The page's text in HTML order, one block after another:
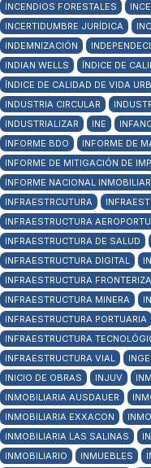
INCENDIOS FORESTALES
INCERTIDUMBRE JURÍDICA
INDEMNIZACIÓN
INDIAN WELLS
ÍNDICE DE
ÍNDICE DE CALIDAD DE VIDA
INDUSTRIA CIRCULAR
INDUSTRIALIZAR
INE
INFORME BDO
INFORME DE
INFORME DE MITIGACIÓN DE
INFORME NACIONAL
INFRAESTRCUTURA
INFRAESTRUCTURA
INFRAESTRUCTURA DE SALUD
INFRAESTRUCTURA DIGITAL
INFRAESTRUCTURA FRONTERIZA
INFRAESTRUCTURA MINERA
INFRAESTRUCTURA PORTUARIA
INFRAESTRUCTURA
INFRAESTRUCTURA VIAL
INICIO DE OBRAS
INJUV
INMOBILIARIA AUSDAUER
INMOBILIARIA EXXACON
INMOBILIARIA LAS SALINAS
INMOBILIARIO
INMUEBLES